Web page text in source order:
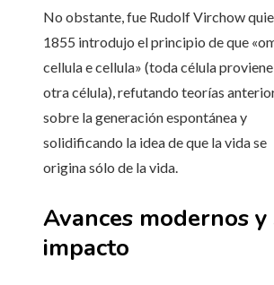
No obstante, fue Rudolf Virchow
1855 introdujo el principio de que
cellula e cellula» (toda célula
otra célula), refutando teorías
sobre la generación espontánea y
solidificando la idea de que la vida se
origina sólo de la vida.
Avances modernos y
impacto